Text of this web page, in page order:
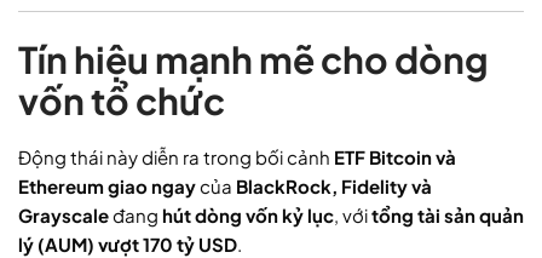
Tín hiệu mạnh mẽ cho dòng
vốn tổ chức
Động thái này diễn ra trong bối cảnh ETF Bitcoin và
Ethereum giao ngaycủa BlackRock, Fidelity và
Grayscaleđang hút dòng vốn kỷ lục, vớitổng tài sản quản
lý (AUM) vượt 170 tỷ USD.